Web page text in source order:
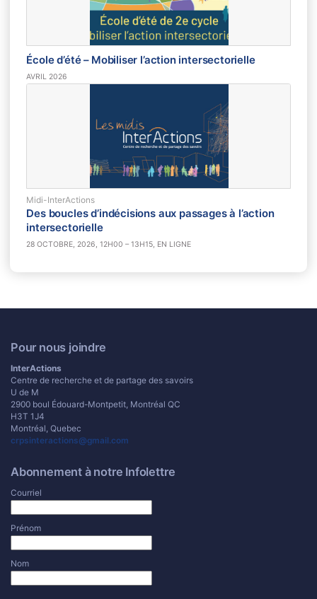
École d’été – Mobiliser l’action intersectorielle
AVRIL 2026
Midi-InterActions
Des boucles d’indécisions aux passages à l’action
intersectorielle
28 OCTOBRE, 2026, 12H00 – 13H15, EN LIGNE
Pour nous joindre
InterActions
Centre de recherche et de partage des savoirs
U de M
2900 boul Édouard-Montpetit, Montréal QC
H3T 1J4
Montréal, Quebec
crpsinteractions@gmail.com
Abonnement à notre Infolettre
Courriel
Prénom
Nom